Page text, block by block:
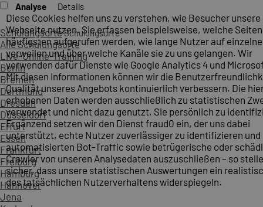
SchulungsorteSchulungsorte
Alle Schulungsorte
Live-Online-Training
Berlin
Bremen
Dortmund
Dresden
Düsseldorf
Erfurt
Essen
Frankfurt
Freiburg
Hamburg
Hannover
Jena
Analyse Details
Diese Cookies helfen uns zu verstehen, wie Besucher unsere
Webseite nutzen. Sie erfassen beispielsweise, welche
häufigsten aufgerufen werden, wie lange Nutzer auf
verweilen und über welche Kanäle sie zu uns gelangen. Wir
verwenden dafür Dienste wie Google Analytics 4 und
Mit diesen Informationen können wir die
Qualität unseres Angebots kontinuierlich verbessern. Die
erhobenen Daten werden ausschließlich zu statistischen
verwendet und nicht dazu genutzt, Sie persönlich zu
Ergänzend setzen wir den Dienst fraud0 ein, der uns dabei
unterstützt, echte Nutzer zuverlässiger zu identifizieren und
automatisierten Bot-Traffic sowie betrügerische oder
Crawler von unseren Analysedaten auszuschließen – so
sicher, dass unsere statistischen Auswertungen ein
des tatsächlichen Nutzerverhaltens widerspiegeln.